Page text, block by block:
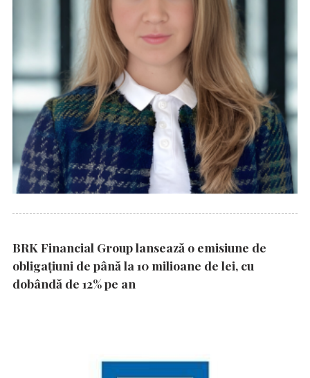
BRK Financial Group lansează o emisiune de
obligațiuni de până la 10 milioane de lei, cu
dobândă de 12% pe an